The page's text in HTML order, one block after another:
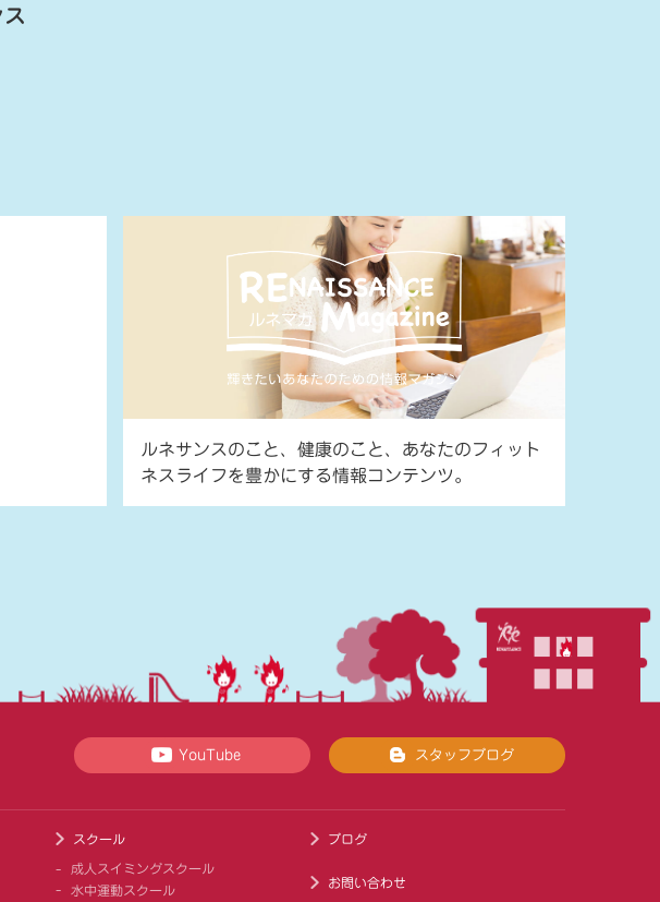
ルネサンスのこと、健康のこと、あなたのフィット
ネスライフを豊かにする情報コンテンツ。
YouTube スタッフブログ
スクール
成人スイミングスクール
水中運動スクール
ブログ
お問い合わせ